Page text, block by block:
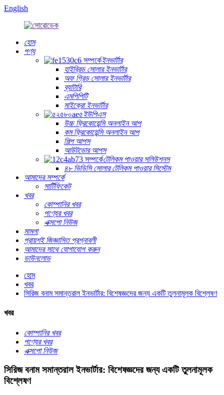
English
হোম
পণ্য
ইনভার্টার
হাইব্রিড সোলার ইনভার্টার
অফ গ্রিড সোলার ইনভার্টার
ব্যাটারি
এমপিপিটি
মাইক্রো ইনভার্টার
ইউপিএস
উচ্চ ফ্রিকোয়েন্সি অনলাইন আপ
কম ফ্রিকোয়েন্সি অনলাইন আপ
শিল্প আপস
আউটডোর আপস
টেলিকম পাওয়ার সলিউশনস
৪৮ ভিডিসি সোলার টেলিকম পাওয়ার সিস্টেম
আমাদের সম্পর্কে
সার্টিফিকেট
খবর
কোম্পানির খবর
পণ্যের খবর
এক্সপো নিউজ
মামলা
প্রায়শই জিজ্ঞাসিত প্রশ্নাবলী
আমাদের সাথে যোগাযোগ করুন
ডাউনলোড
হোম
খবর
সিরিজ বনাম সমান্তরাল ইনভার্টার: বিশেষজ্ঞদের জন্য একটি তুলনামূলক বিশ্লেষণ
খবর
কোম্পানির খবর
পণ্যের খবর
এক্সপো নিউজ
সিরিজ বনাম সমান্তরাল ইনভার্টার: বিশেষজ্ঞদের জন্য একটি তুলনামূলক
বিশ্লেষণ